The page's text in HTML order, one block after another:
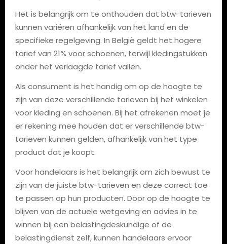
Het is belangrijk om te onthouden dat btw-tarieven
kunnen variëren afhankelijk van het land en de
specifieke regelgeving. In België geldt het hogere
tarief van 21% voor schoenen, terwijl kledingstukken
onder het verlaagde tarief vallen.
Als consument is het handig om op de hoogte te
zijn van deze verschillende tarieven bij het winkelen
voor kleding en schoenen. Bij het afrekenen moet je
er rekening mee houden dat er verschillende btw-
tarieven kunnen gelden, afhankelijk van het type
product dat je koopt.
Voor handelaars is het belangrijk om zich bewust te
zijn van de juiste btw-tarieven en deze correct toe
te passen op hun producten. Door op de hoogte te
blijven van de actuele wetgeving en advies in te
winnen bij een belastingdeskundige of de
belastingdienst zelf, kunnen handelaars ervoor